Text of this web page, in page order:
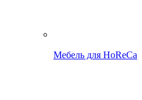
Мебель для HoReCa